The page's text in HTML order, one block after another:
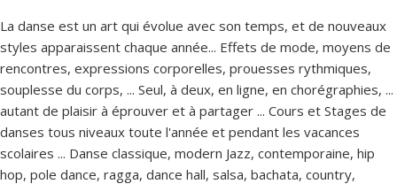
La danse est un art qui évolue avec son temps, et de nouveaux
styles apparaissent chaque année... Effets de mode, moyens de
rencontres, expressions corporelles, prouesses rythmiques,
souplesse du corps, ... Seul, à deux, en ligne, en chorégraphies, ...
autant de plaisir à éprouver et à partager ... Cours et Stages de
danses tous niveaux toute l'année et pendant les vacances
scolaires ... Danse classique, modern Jazz, contemporaine, hip
hop, pole dance, ragga, dance hall, salsa, bachata, country,